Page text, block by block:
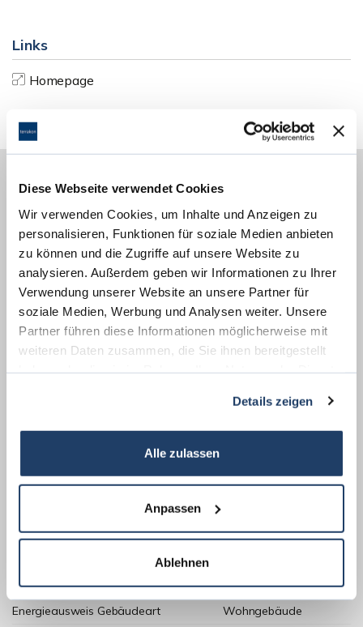
Diese Webseite verwendet Cookies
Wir verwenden Cookies, um Inhalte und Anzeigen zu
personalisieren, Funktionen für soziale Medien anbieten
zu können und die Zugriffe auf unsere Website zu
analysieren. Außerdem geben wir Informationen zu Ihrer
Verwendung unserer Website an unsere Partner für
soziale Medien, Werbung und Analysen weiter. Unsere
Partner führen diese Informationen möglicherweise mit
weiteren Daten zusammen, die Sie ihnen bereitgestellt
Details zeigen
Alle zulassen
Anpassen
Ablehnen
Links
Homepage
Energieausweis (Bedarfsausweis)
237,90 kWh / (m²*a)
Endenergiebedarf
Wesentlicher Energieträger
Energieausweis Ausstelldatum
2018-03-07
Energieausweis Jahrgang
ab dem 1.5.2014
Energieausweis Werteklasse
Energieausweis Baujahr
1973
Energieausweis Gebäudeart
Wohngebäude